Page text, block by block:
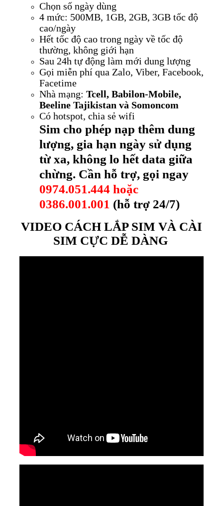
Chọn số ngày dùng
4 mức: 500MB, 1GB, 2GB, 3GB tốc độ
cao/ngày
Hết tốc độ cao trong ngày về tốc độ
thường, không giới hạn
Sau 24h tự động làm mới dung lượng
Gọi miễn phí qua Zalo, Viber, Facebook,
Facetime
Nhà mạng: Tcell, Babilon-Mobile,
Beeline Tajikistan và Somoncom
Có hotspot, chia sẻ wifi
Sim cho phép nạp thêm dung
lượng, gia hạn ngày sử dụng
từ xa, không lo hết data giữa
chừng. Cần hỗ trợ, gọi ngay
0974.051.444 hoặc
0386.001.001 (hỗ trợ 24/7)
VIDEO CÁCH LẮP SIM VÀ CÀI
SIM CỰC DỄ DÀNG